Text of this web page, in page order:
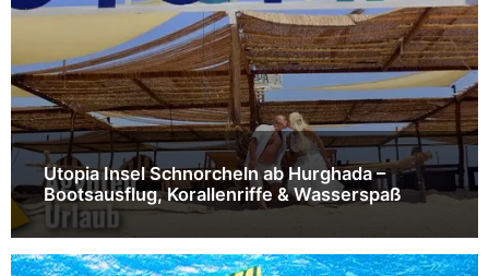
Utopia Insel Schnorcheln ab Hurghada –
Bootsausflug, Korallenriffe & Wasserspaß